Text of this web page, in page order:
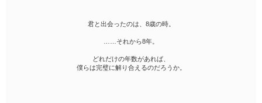
君と出会ったのは、8歳の時。
……それから8年。
どれだけの年数があれば、
僕らは完璧に解り合えるのだろうか。